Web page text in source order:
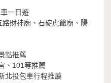
一日遊
財神廟、石碇虎爺廟、陽
點推薦
、101等推薦
北投包車行程推薦